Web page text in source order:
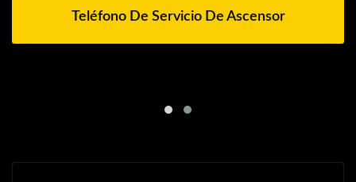
Teléfono De Servicio De Ascensor